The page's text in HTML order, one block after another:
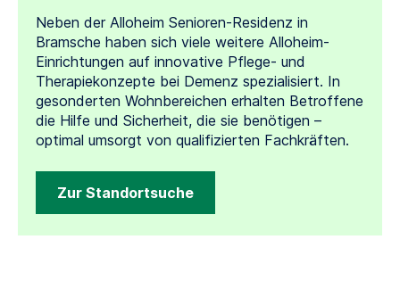
Neben der Alloheim Senioren-Residenz in
Bramsche haben sich viele weitere Alloheim-
Einrichtungen auf innovative Pflege- und
Therapiekonzepte bei Demenz spezialisiert. In
gesonderten Wohnbereichen erhalten Betroffene
die Hilfe und Sicherheit, die sie benötigen –
optimal umsorgt von qualifizierten Fachkräften.
Zur Standortsuche